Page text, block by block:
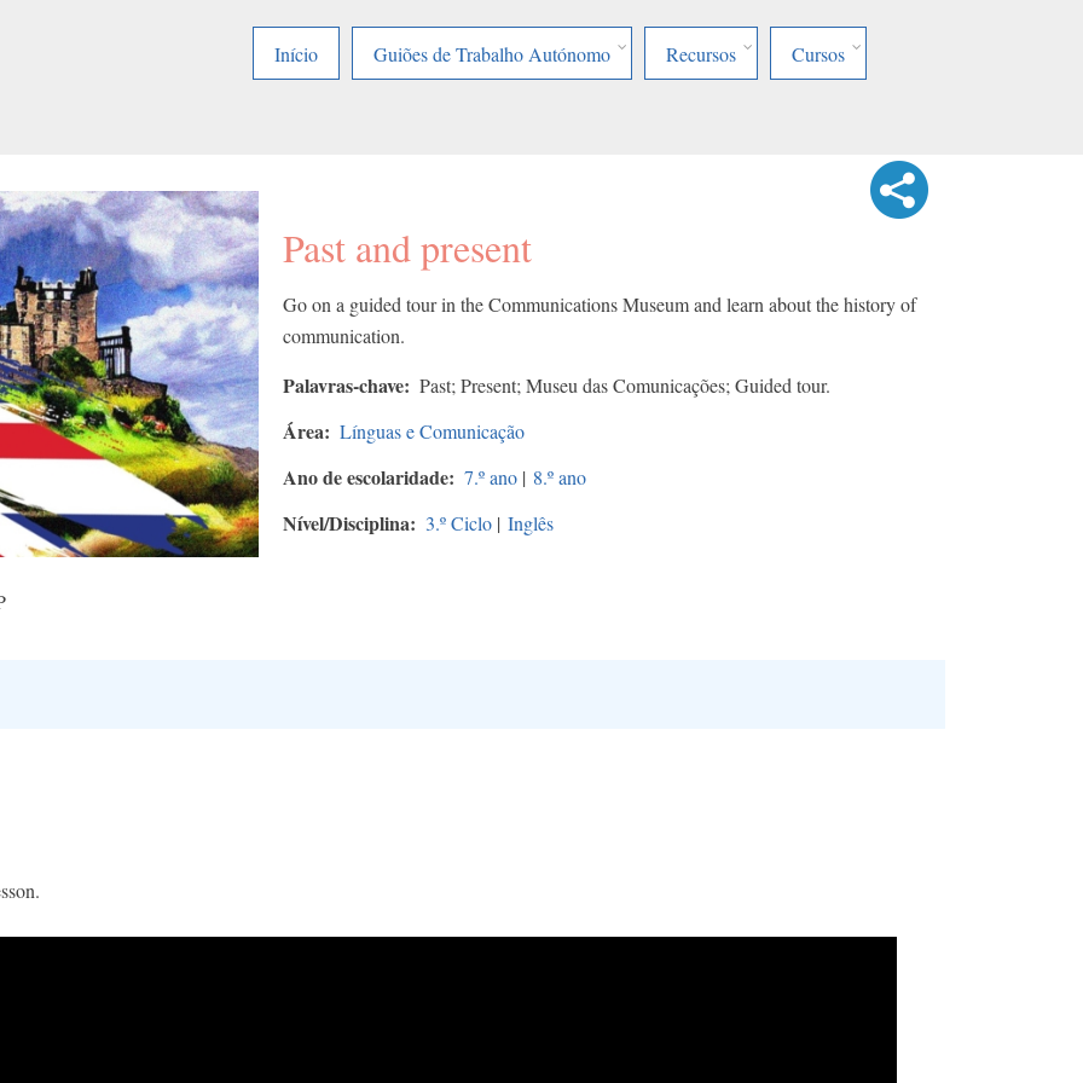
Início Guiões de Trabalho Autónomo Recursos Cursos
Past and present
Go on a guided tour in the Communications Museum and learn about the history of
communication.
Palavras-chave Past; Present; Museu das Comunicações; Guided tour.
Área Línguas e Comunicação
Ano de escolaridade 7.º ano | 8.º ano
Nível/Disciplina 3.º Ciclo | Inglês